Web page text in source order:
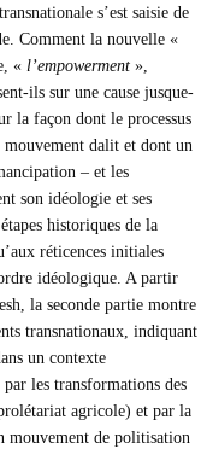
s’est saisie de
Comment la nouvelle «
« l’empowerment »,
ils sur une cause jusque-
la façon dont le processus
dalit et dont un
– et les
son idéologie et ses
historiques de la
réticences initiales
idéologique. A partir
la seconde partie montre
transnationaux, indiquant
un contexte
les transformations des
agricole) et par la
mouvement de politisation